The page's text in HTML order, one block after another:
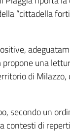
“cittadella
una
di Milazzo,
secondo un
contesti di